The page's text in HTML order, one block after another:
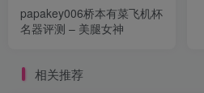
papakey006桥本有菜飞机杯
名器评测 – 美腿女神
相关推荐